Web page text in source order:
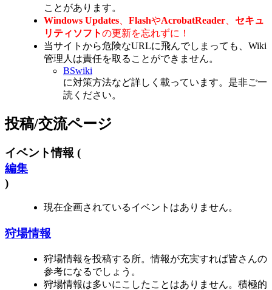
ことがあります。
Windows Updates
FlashやAcrobatReader
セキュ
リティソフトの更新を忘れずに！
当サイトから危険なURLに飛んでしまっても、Wiki
管理人は責任を取ることができません。
BSwiki
に対策方法など詳しく載っています。是非ご一
読ください。
投稿/交流ページ
イベント情報 (
編集
)
現在企画されているイベントはありません。
狩場情報
狩場情報を投稿する所。情報が充実すれば皆さんの
参考になるでしょう。
狩場情報は多いにこしたことはありません。積極的